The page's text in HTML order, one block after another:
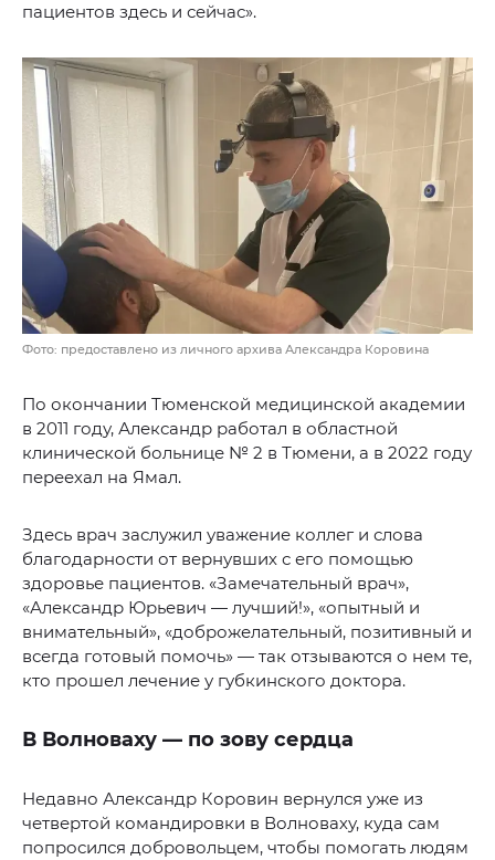
пациентов здесь и сейчас».
Фото: предоставлено из личного архива Александра Коровина
По окончании Тюменской медицинской академии
в 2011 году, Александр работал в областной
клинической больнице № 2 в Тюмени, а в 2022 году
переехал на Ямал.
Здесь врач заслужил уважение коллег и слова
благодарности от вернувших с его помощью
здоровье пациентов. «Замечательный врач»,
«Александр Юрьевич — лучший!», «опытный и
внимательный», «доброжелательный, позитивный и
всегда готовый помочь» — так отзываются о нем те,
кто прошел лечение у губкинского доктора.
В Волноваху — по зову сердца
Недавно Александр Коровин вернулся уже из
четвертой командировки в Волноваху, куда сам
попросился добровольцем, чтобы помогать людям